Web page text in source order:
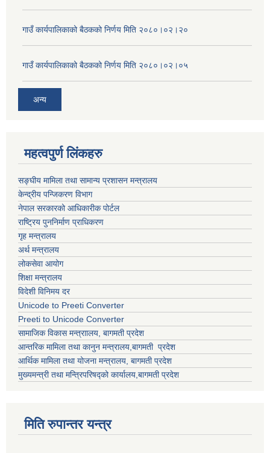
गाउँ कार्यपालिकाको बैठकको निर्णय मिति २०८०।०२।२०
गाउँ कार्यपालिकाको बैठकको निर्णय मिति २०८०।०२।०५
अन्य
महत्वपुर्ण लिंकहरु
सङ्घीय मामिला तथा सामान्य प्रशासन मन्त्रालय
केन्द्रीय पन्जिकरण विभाग
नेपाल सरकारको आधिकारीक पोर्टल
राष्ट्रिय पुननिर्माण प्राधिकरण
गृह मन्त्रालय
अर्थ मन्त्रालय
लोकसेवा आयोग
शिक्षा मन्त्रालय
विदेशी विनिमय दर
Unicode to Preeti Converter
Preeti to Unicode Converter
सामाजिक विकास मन्त्राालय, बागमती प्रदेश
आन्तरिक मामिला तथा कानुन मन्त्रालय,बागमती प्रदेश
आर्थिक मामिला तथा योजना मन्त्रालय, बागमती प्रदेश
मुख्यमन्त्री तथा मन्त्रिपरिषद्को कार्यालय,बागमती प्रदेश
मिति रुपान्तर यन्त्र